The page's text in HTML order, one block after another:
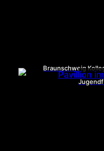
Braunschweig